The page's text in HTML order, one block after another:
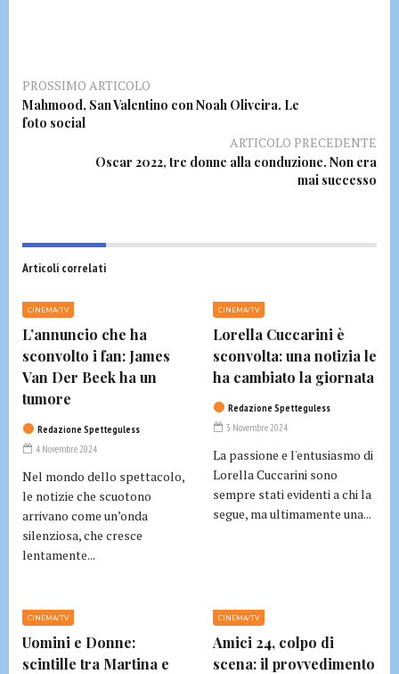
PROSSIMO ARTICOLO
Mahmood, San Valentino con Noah Oliveira. Le
foto social
ARTICOLO PRECEDENTE
Oscar 2022, tre donne alla conduzione. Non era
mai successo
Articoli correlati
CINEMA/TV
L’annuncio che ha
sconvolto i fan: James
Van Der Beek ha un
tumore
Redazione Spetteguless
4 Novembre 2024
Nel mondo dello spettacolo,
le notizie che scuotono
arrivano come un’onda
silenziosa, che cresce
lentamente...
CINEMA/TV
Lorella Cuccarini è
sconvolta: una notizia le
ha cambiato la giornata
Redazione Spetteguless
3 Novembre 2024
La passione e l'entusiasmo di
Lorella Cuccarini sono
sempre stati evidenti a chi la
segue, ma ultimamente una...
CINEMA/TV
Uomini e Donne:
scintille tra Martina e
CINEMA/TV
Amici 24, colpo di
scena: il provvedimento